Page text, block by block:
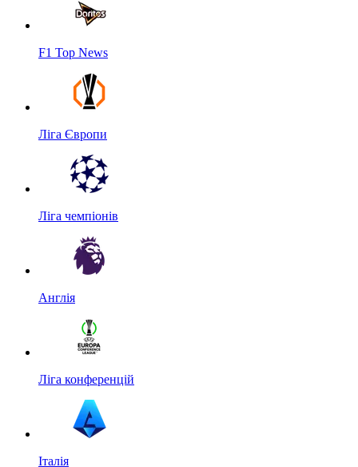
F1 Top News
Ліга Європи
Ліга чемпіонів
Англія
Ліга конференцій
Італія